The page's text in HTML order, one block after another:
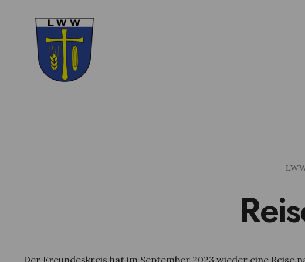
Der Freundeskreis hat im September 2023 wieder eine